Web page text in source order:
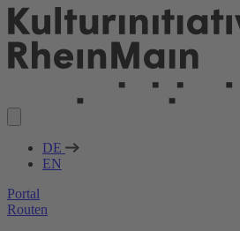
DE
EN
Portal
Routen